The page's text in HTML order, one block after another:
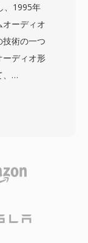
るDOSオ
自己記述
生する際
マルチメ
実際の問
当時の
は限られ
テム全体
アーカイ
、1995年
ーディオ
術の一つ
ーディオ形
ル全体
バージョ
ベース
提供しま